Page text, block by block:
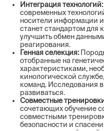
Интеграция технологий:
современных
носители информации
станет стандартом для
улучшить обмен
реагирования.
Генная селекция:
отобранные на
характеристиками,
кинологической
команд. Исследования
развиваться.
Совместные
сочетающих обучение
совместными
безопасности и